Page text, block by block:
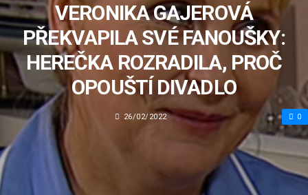
VERONIKA GAJEROVÁ
PŘEKVAPILA SVÉ FANOUŠKY:
HEREČKA ROZRADILA, PROČ
OPOUŠTÍ DIVADLO
26/02/2022 0